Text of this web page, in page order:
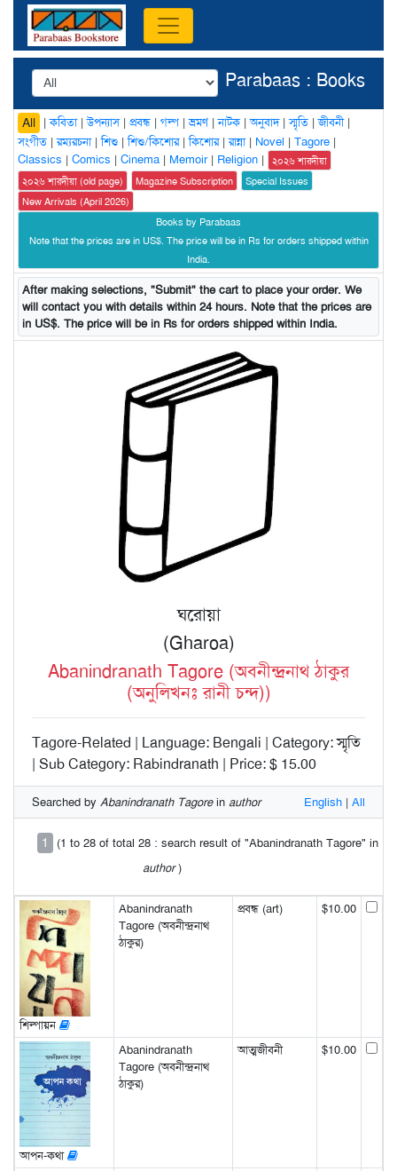
Parabaas : Books
All |কবিতা|উপন্যাস| প্রবন্ধ | গল্প |ভ্রমণ|নাটক |অনুবাদ|স্মৃতি |জীবনী|
সংগীত |রম্যরচনা|শিশু |শিশু/কিশোর|কিশোর|রান্না| Novel | Tagore |
Classics | Comics | Cinema | Memoir| Religion |
২০২৬ শারদীয়া
২০২৬ শারদীয়া (old page)
Magazine Subscription
Special Issues
New Arrivals (April 2026)
Books by Parabaas
Note that the prices are in US$. The price will be in Rs for orders shipped within
India.
After making selections, "Submit" the cart to place your order. We
will contact you with details within 24 hours. Note that the prices are
in US$. The price will be in Rs for orders shipped within India.
ঘরোয়া
(Gharoa)
Abanindranath Tagore (অবনীন্দ্রনাথ ঠাকুর
(অনুলিখনঃ রানী চন্দ))
Tagore-Related | Language: Bengali | Category: স্মৃতি
| Sub Category: Rabindranath | Price: $ 15.00
Searched by Abanindranath Tagorein author English | All
1
(1 to 28 of total 28 : search result of "Abanindranath Tagore" in
author)
শিল্পায়ন
Abanindranath
Tagore (অবনীন্দ্রনাথ
ঠাকুর)
প্রবন্ধ (art) $10.00
আপন-কথা
Abanindranath
Tagore (অবনীন্দ্রনাথ
ঠাকুর)
আত্মজীবনী $10.00